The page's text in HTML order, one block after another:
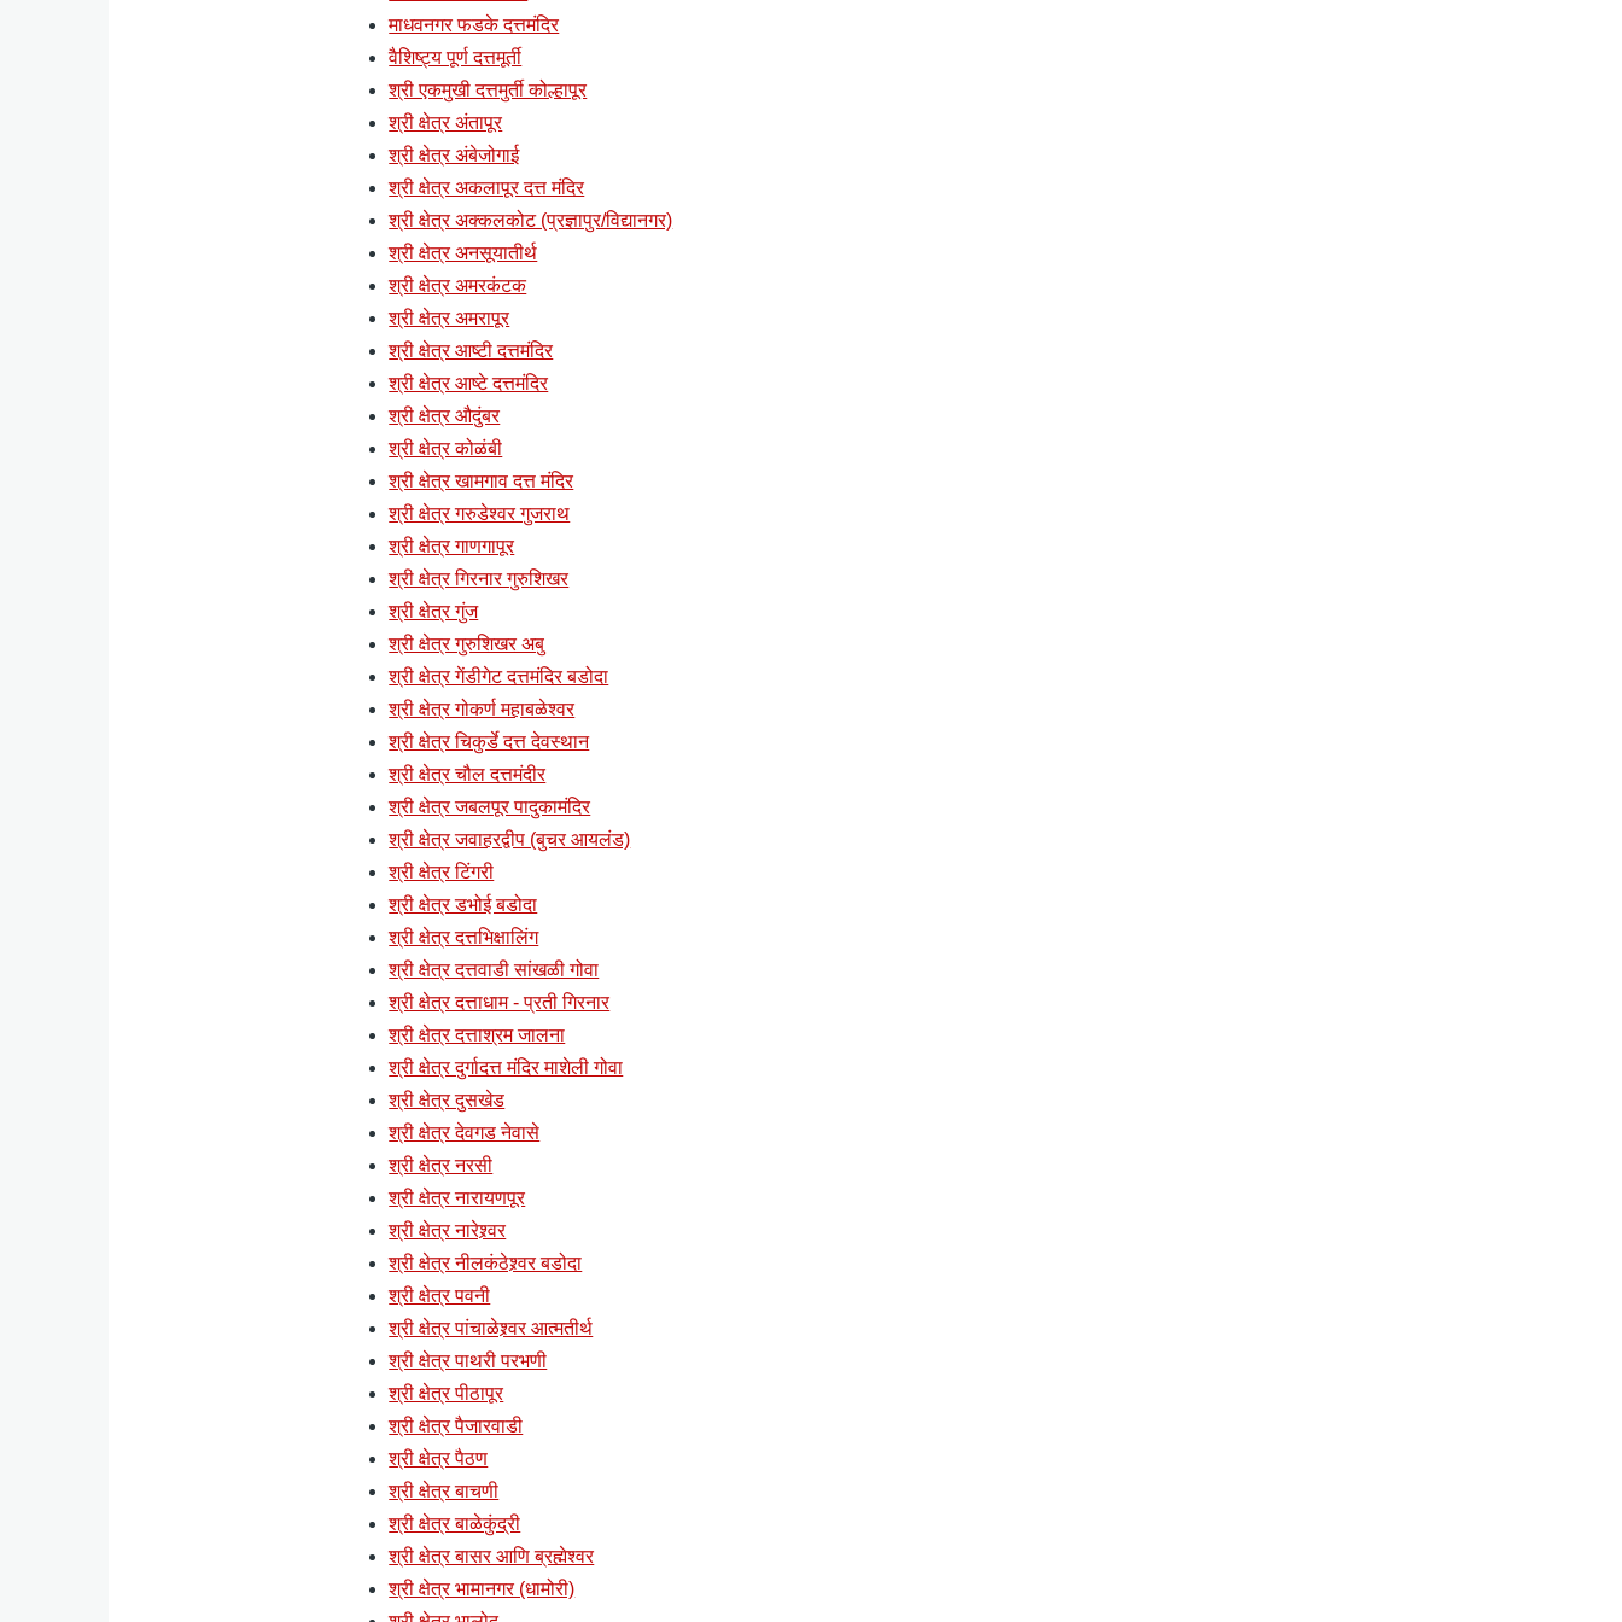
माधवनगर फडके दत्तमंदिर
वैशिष्ट्य पूर्ण दत्तमूर्ती
श्री एकमुखी दत्तमुर्ती कोल्हापूर
श्री क्षेत्र अंतापूर
श्री क्षेत्र अंबेजोगाई
श्री क्षेत्र अकलापूर दत्त मंदिर
श्री क्षेत्र अक्कलकोट (प्रज्ञापुर/विद्यानगर)
श्री क्षेत्र अनसूयातीर्थ
श्री क्षेत्र अमरकंटक
श्री क्षेत्र अमरापूर
श्री क्षेत्र आष्टी दत्तमंदिर
श्री क्षेत्र आष्टे दत्तमंदिर
श्री क्षेत्र औदुंबर
श्री क्षेत्र कोळंबी
श्री क्षेत्र खामगाव दत्त मंदिर
श्री क्षेत्र गरुडेश्वर गुजराथ
श्री क्षेत्र गाणगापूर
श्री क्षेत्र गिरनार गुरुशिखर
श्री क्षेत्र गुंज
श्री क्षेत्र गुरुशिखर अबु
श्री क्षेत्र गेंडीगेट दत्तमंदिर बडोदा
श्री क्षेत्र गोकर्ण महाबळेश्वर
श्री क्षेत्र चिकुर्डे दत्त देवस्थान
श्री क्षेत्र चौल दत्तमंदीर
श्री क्षेत्र जबलपूर पादुकामंदिर
श्री क्षेत्र जवाहरद्वीप (बुचर आयलंड)
श्री क्षेत्र टिंगरी
श्री क्षेत्र डभोई बडोदा
श्री क्षेत्र दत्तभिक्षालिंग
श्री क्षेत्र दत्तवाडी सांखळी गोवा
श्री क्षेत्र दत्ताधाम - प्रती गिरनार
श्री क्षेत्र दत्ताश्रम जालना
श्री क्षेत्र दुर्गादत्त मंदिर माशेली गोवा
श्री क्षेत्र दुसखेड
श्री क्षेत्र देवगड नेवासे
श्री क्षेत्र नरसी
श्री क्षेत्र नारायणपूर
श्री क्षेत्र नारेश्र्वर
श्री क्षेत्र नीलकंठेश्र्वर बडोदा
श्री क्षेत्र पवनी
श्री क्षेत्र पांचाळेश्र्वर आत्मतीर्थ
श्री क्षेत्र पाथरी परभणी
श्री क्षेत्र पीठापूर
श्री क्षेत्र पैजारवाडी
श्री क्षेत्र पैठण
श्री क्षेत्र बाचणी
श्री क्षेत्र बाळेकुंद्री
श्री क्षेत्र बासर आणि ब्रह्मेश्वर
श्री क्षेत्र भामानगर (धामोरी)